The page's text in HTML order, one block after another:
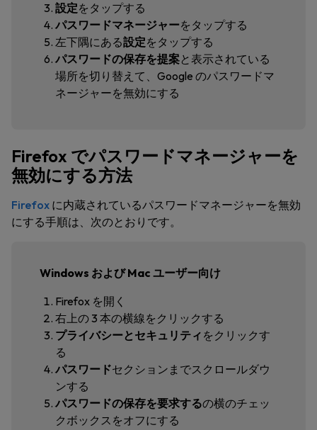
設定をタップする
パスワードマネージャーをタップする
左下隅にある設定をタップする
パスワードの保存を提案と表示されている
場所を切り替えて、 Google のパスワードマ
ネージャーを無効にする
Firefox でパスワードマネージャーを
無効にする方法
Firefox に内蔵されているパスワードマネージャーを無効
にする手順は、次のとおりです。
Windows および Mac ユーザー向け
Firefox を開く
右上の 3 本の横線をクリックする
プライバシーとセキュリティ をクリックす
る
パスワードセクション までスクロールダウ
ンする
パスワードの保存を要求するの横のチェッ
クボックスをオフにする